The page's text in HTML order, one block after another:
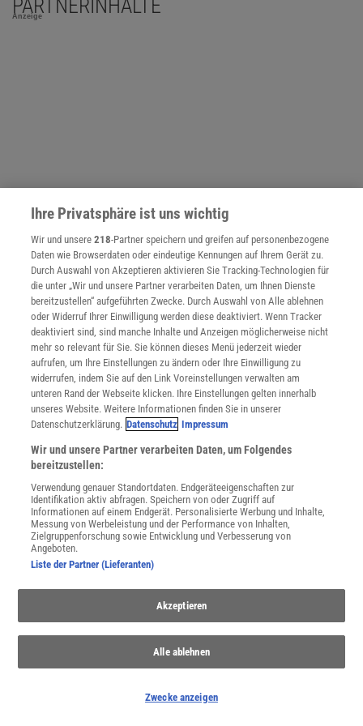
PARTNERINHALTE
Anzeige
NACH OBEN
Für Sie im Spektrum-Shop und am Kiosk:
Spektrum .de-Newsletter abonnieren
Sie können unsere Newsletter jederzeit wieder abbestellen. Infos zu unserem Umgang
mit Ihren personenbezogenen Daten finden Sie in unsererDatenschutzerklärung.
Ihre Privatsphäre ist uns wichtig
Wir und unsere218-Partner speichern und greifen auf personenbezogene
Daten wie Browserdaten oder eindeutige Kennungen auf Ihrem Gerät zu.
Durch Auswahl von Akzeptieren aktivieren Sie Tracking-Technologien für
die unter „Wir und unsere Partner verarbeiten Daten, um Ihnen Dienste
bereitzustellen“ aufgeführten Zwecke. Durch Auswahl von Alle ablehnen
oder Widerruf Ihrer Einwilligung werden diese deaktiviert. Wenn Tracker
deaktiviert sind, sind manche Inhalte und Anzeigen möglicherweise nicht
mehr so relevant für Sie. Sie können dieses Menü jederzeit wieder
aufrufen, um Ihre Einstellungen zu ändern oder Ihre Einwilligung zu
widerrufen, indem Sie auf den Link Voreinstellungen verwalten am
unteren Rand der Webseite klicken. Ihre Einstellungen gelten innerhalb
unseres Website. Weitere Informationen finden Sie in unserer
Datenschutzerklärung. Datenschutz Impressum
Wir und unsere Partner verarbeiten Daten, um Folgendes
bereitzustellen:
Verwendung genauer Standortdaten. Endgeräteeigenschaften zur
Identifikation aktiv abfragen. Speichern von oder Zugriff auf
Informationen auf einem Endgerät. Personalisierte Werbung und Inhalte,
Messung von Werbeleistung und der Performance von Inhalten,
Zielgruppenforschung sowie Entwicklung und Verbesserung von
Angeboten.
Liste der Partner (Lieferanten)
Akzeptieren
Alle ablehnen
Zwecke anzeigen